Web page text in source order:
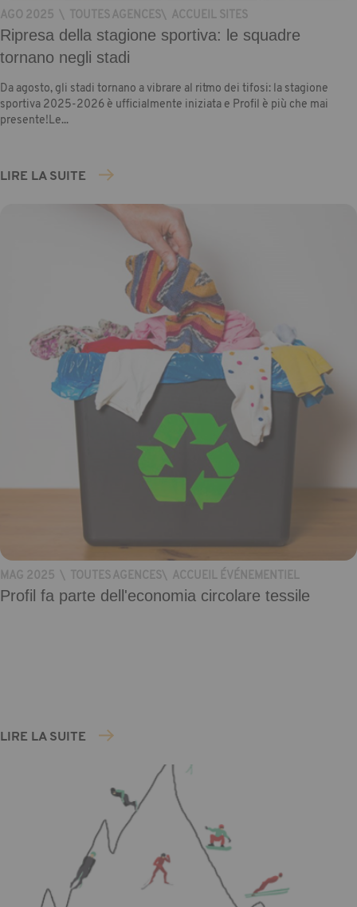
AGO 2025 \ TOUTES AGENCES\ ACCUEIL SITES
Ripresa della stagione sportiva: le squadre
tornano negli stadi
Da agosto, gli stadi tornano a vibrare al ritmo dei tifosi: la stagione
sportiva 2025-2026 è ufficialmente iniziata e Profil è più che mai
presente!Le...
LIRE LA SUITE
MAG 2025 \ TOUTES AGENCES\ ACCUEIL ÉVÉNEMENTIEL
Profil fa parte dell'economia circolare tessile
LIRE LA SUITE